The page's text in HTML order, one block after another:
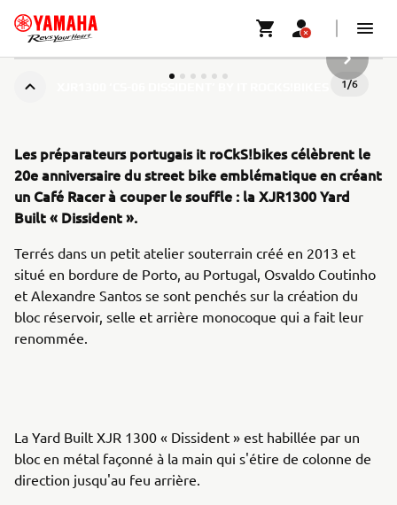
1/6
Les préparateurs portugais it roCkS!bikes célèbrent le
20e anniversaire du street bike emblématique en créant
un Café Racer à couper le souffle : la XJR1300 Yard
Built « Dissident ».
Terrés dans un petit atelier souterrain créé en 2013 et
situé en bordure de Porto, au Portugal, Osvaldo Coutinho
et Alexandre Santos se sont penchés sur la création du
bloc réservoir, selle et arrière monocoque qui a fait leur
renommée.
La Yard Built XJR 1300 « Dissident » est habillée par un
bloc en métal façonné à la main qui s'étire de colonne de
direction jusqu'au feu arrière.